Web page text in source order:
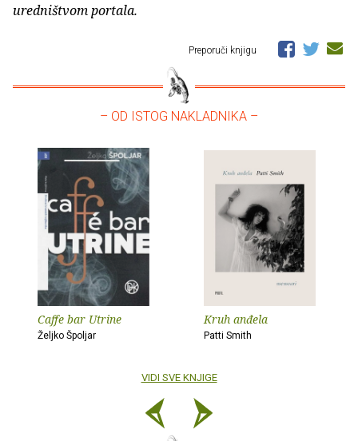
uredništvom portala.
Preporuči knjigu
– OD ISTOG NAKLADNIKA –
Caffe bar Utrine
Željko Špoljar
Kruh anđela
Patti Smith
VIDI SVE KNJIGE